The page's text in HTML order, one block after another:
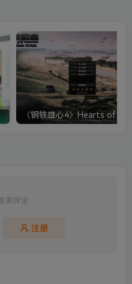
表评论
注册